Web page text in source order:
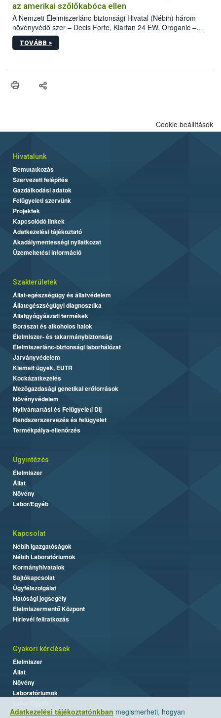
az amerikai szőlőkabóca ellen
A Nemzeti Élelmiszerlánc-biztonsági Hivatal (Nébih) három
növényvédő szer – Decis Forte, Klartan 24 EW, Oroganic –
engedélyokiratát módosította, így azok a szüretet követően,
egészen a vesszőérettség (BBCH 91) stádiumáig
felhasználók számára is elérhető és ökológiai termesztésben is
engedélyezett.
TOVÁBB >
Adatkezelési tájékoztatónkban megismerheti, hogyan
Cookie beállítások
Hivatalunk
Bemutatkozás
Szervezeti felépítés
Gazdálkodási adatok
Felügyeleti szervünk
Projektek
Kapcsolódó linkek
Adatkezelési tájékoztató
Akadálymentességi nyilatkozat
Üzemeltetési információ
Szakterületek
Állat-egészségügy és állatvédelem
Állategészségügyi diagnosztika
Állatgyógyászati termékek
Borászat és alkoholos italok
Élelmiszer- és takarmánybiztonság
Élelmiszerlánc-biztonsági laborhálózat
Járványvédelem
Kiemelt ügyek, EUTR
Kockázatkezelés
Mezőgazdasági genetikai erőforrások
Növényvédelem
Nyilvántartási és Felügyeleti Díj
Rendszerszervezés és felügyelet
Termékpálya-ellenőrzés
Ügyintézés
Élelmiszer
Állat
Növény
Labor/Egyéb
Kapcsolat
Nébih Igazgatóságok
Nébih Laboratóriumok
Kormányhivatalok
Sajtókapcsolat
Ügyfélszolgálat
Hatósági jogsegély
Élelmiszermentő Központ
Hírlevél feliratkozás
Gyakori kérdések
Élelmiszer
Állat
Növény
Laboratóriumok